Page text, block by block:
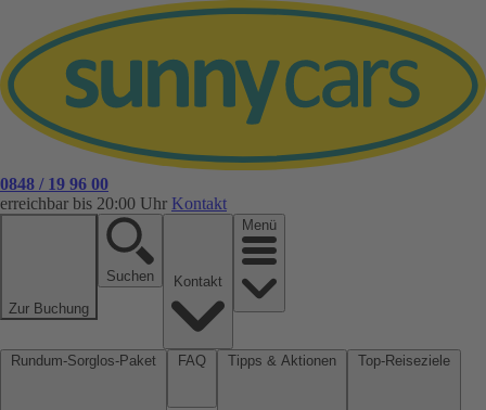
0848 / 19 96 00
erreichbar bis 20:00 Uhr Kontakt
Zur Buchung
Suchen
Menü